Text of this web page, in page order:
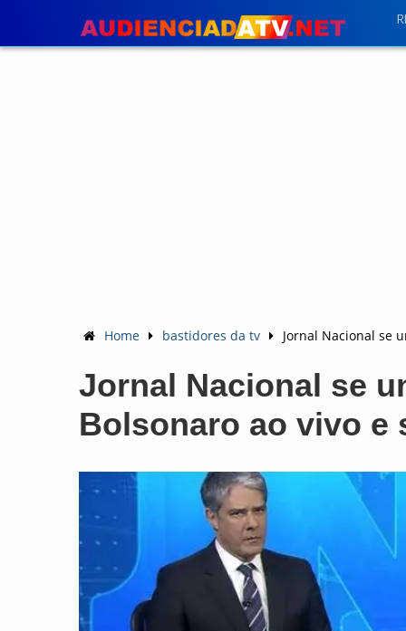
Home bastidores da tv Jornal Nacional se
Jornal Nacional se
Bolsonaro ao vivo e